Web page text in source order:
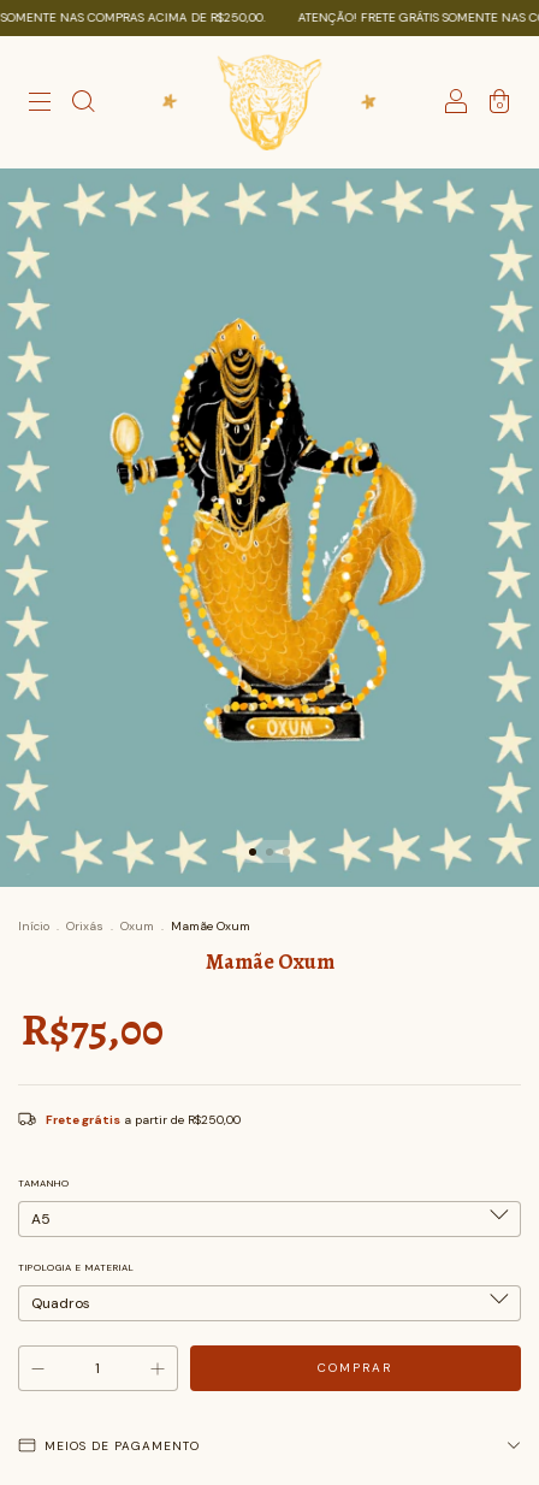
NAS COMPRAS ACIMA DE R$250,00. ATENÇÃO! FRETE GRÁTIS SOMENTE NAS
0
Início . Orixás . Oxum . Mamãe Oxum
Mamãe Oxum
R$75,00
Frete grátis a partir de R$250,00
TAMANHO
TIPOLOGIA E MATERIAL
MEIOS DE PAGAMENTO